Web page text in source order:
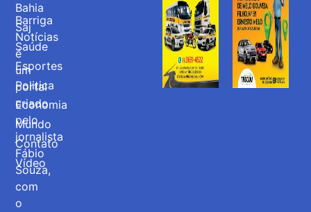
Barriga
Notícias
é
um
portal
criado
pelo
jornalista
Fábio
Souza,
com
o
Bahia
Saj
Saúde
Esportes
Politica
Economia
Mundo
Contato
Vídeo